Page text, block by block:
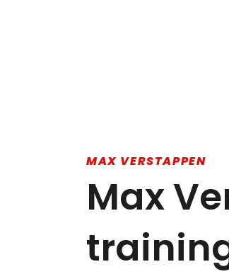
MAX VERSTAPPEN
Max